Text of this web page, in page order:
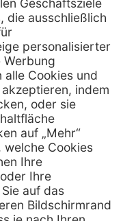
7
66
Hilfe
FAQs
Kontakt
Lob & Kritik